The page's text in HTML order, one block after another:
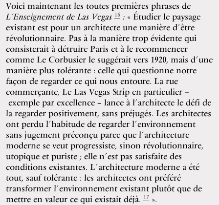
Voici maintenant les toutes premières phrases de
L’Enseignement de Las Vegas 16:« Étudier le paysage
existant est pour un architecte une manière d’être
révolutionnaire. Pas à la manière trop évidente qui
consisterait à détruire Paris et à le recommencer
comme Le Corbusier le suggérait vers 1920, mais d’une
manière plus tolérante : celle qui questionne notre
façon de regarder ce qui nous entoure. La rue
commerçante, Le Las Vegas Strip en particulier –
exemple par excellence – lance à l’architecte le défi de
la regarder positivement, sans préjugés. Les architectes
ont perdu l’habitude de regarder l’environnement
sans jugement préconçu parce que l’architecture
moderne se veut progressiste, sinon révolutionnaire,
utopique et puriste ; elle n’est pas satisfaite des
conditions existantes. L’architecture moderne a été
tout, sauf tolérante : les architectes ont préféré
transformer l’environnement existant plutôt que de
mettre en valeur ce qui existait déjà. 17».